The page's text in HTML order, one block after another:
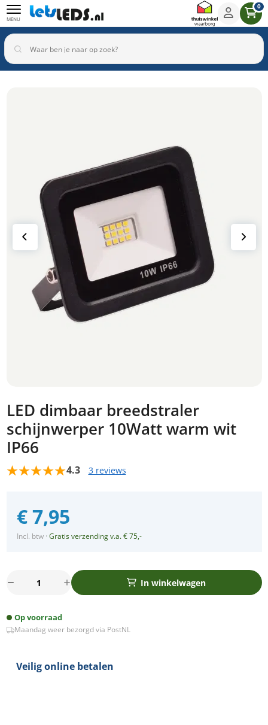
MENU
0
LED dimbaar breedstraler
schijnwerper 10Watt warm wit
IP66
4.3 3 reviews
€7,95
Incl. btw ·Gratis verzending v.a. € 75,-
schijnwerper
10Watt
IP66
In winkelwagen
Op voorraad
Maandag weer bezorgd via PostNL
Veilig online betalen